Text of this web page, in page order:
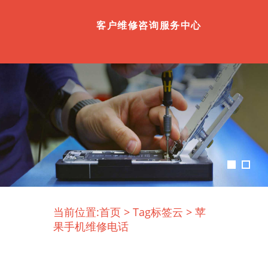
客户维修咨询服务中心
当前位置:首页 > Tag标签云 > 苹
果手机维修电话